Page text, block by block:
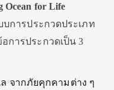
Ocean for Life
บการประกวดประเภท
การประกวดเป็น 3
จากภัยคุกคามต่าง ๆ